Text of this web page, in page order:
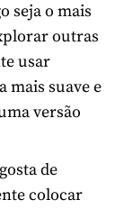
seja o mais
outras
usar
mais suave e
versão
de
colocar